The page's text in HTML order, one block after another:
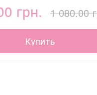
грн. 1 080.00
Купить